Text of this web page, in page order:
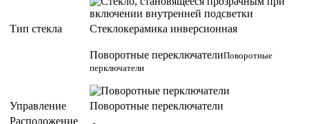
Тип стекла Стеклокерамика инверсионная
Поворотные переключателиПоворотные
перключатели
Управление
Поворотные переключатели
Расположение